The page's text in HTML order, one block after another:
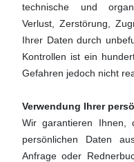
technische und
Verlust, Zerstörung,
Ihrer Daten durch
Kontrollen ist ein
Gefahren jedoch nicht
Verwendung Ihrer
Wir garantieren Ihnen,
persönlichen Daten
Anfrage oder